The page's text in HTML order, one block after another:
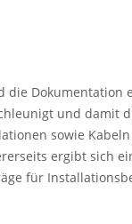
die
und damit
sowie
ergibt sich
für